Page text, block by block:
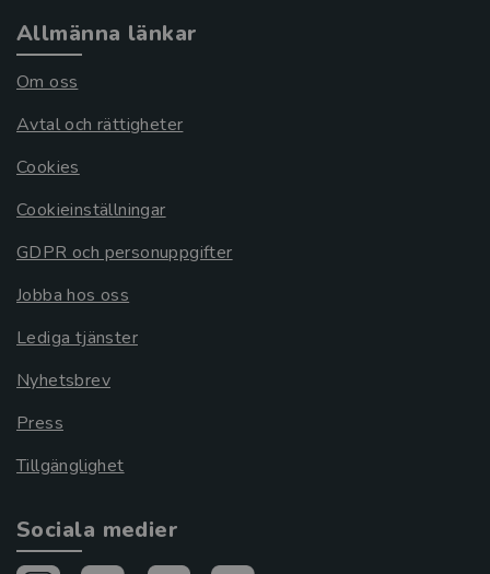
Allmänna länkar
Om oss
Avtal och rättigheter
Cookies
Cookieinställningar
GDPR och personuppgifter
Jobba hos oss
Lediga tjänster
Nyhetsbrev
Press
Tillgänglighet
Sociala medier